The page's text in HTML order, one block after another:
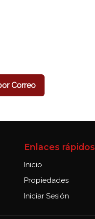
Correo
Enlaces rápidos
Inicio
Propiedades
Iniciar Sesión